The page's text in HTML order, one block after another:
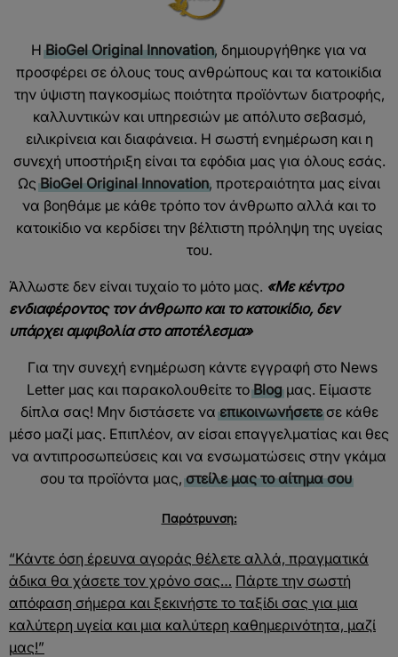
ΗBioGel Original Innovation, δημιουργήθηκε για να
προσφέρει σε όλους τους ανθρώπους και τα κατοικίδια
την ύψιστη παγκοσμίως ποιότητα προϊόντων διατροφής,
καλλυντικών και υπηρεσιών με απόλυτο σεβασμό,
ειλικρίνεια και διαφάνεια. Η σωστή ενημέρωση και η
συνεχή υποστήριξη είναι τα εφόδια μας για όλους εσάς.
ΩςBioGel Original Innovation, προτεραιότητα μας είναι
να βοηθάμε με κάθε τρόπο τον άνθρωπο αλλά και το
κατοικίδιο να κερδίσει την βέλτιστη πρόληψη της υγείας
του.
Άλλωστε δεν είναι τυχαίο το μότο μας. «Με κέντρο
ενδιαφέροντος τον άνθρωπο και το κατοικίδιο, δεν
υπάρχει αμφιβολία στο αποτέλεσμα»
Για την συνεχή ενημέρωση κάντε εγγραφή στο News
Letter μας και παρακολουθείτε τοBlog μας. Είμαστε
δίπλα σας! Μην διστάσετε ναεπικοινωνήσετεσε κάθε
μέσο μαζί μας. Επιπλέον, αν είσαι επαγγελματίας και θες
να αντιπροσωπεύσεις και να ενσωματώσεις στην γκάμα
σου τα προϊόντα μας,στείλε μας το αίτημα σου
Παρότρυνση:
“Κάντε όση έρευνα αγοράς θέλετε αλλά, πραγματικά
άδικα θα χάσετε τον χρόνο σας… Πάρτε την σωστή
απόφαση σήμερα και ξεκινήστε το ταξίδι σας για μια
καλύτερη υγεία και μια καλύτερη καθημερινότητα, μαζί
μας!”